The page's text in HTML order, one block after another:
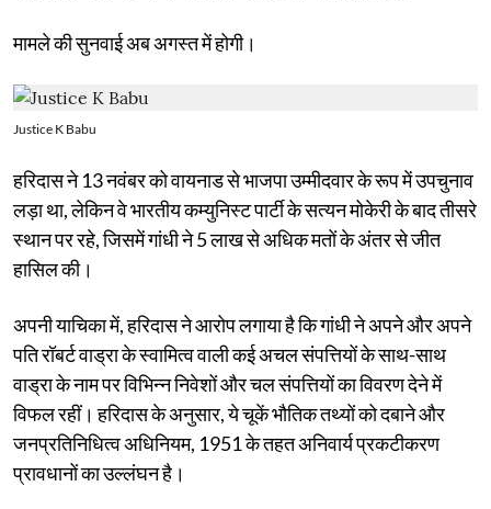
मामले की सुनवाई अब अगस्त में होगी।
Justice K Babu
हरिदास ने 13 नवंबर को वायनाड से भाजपा उम्मीदवार के रूप में उपचुनाव
लड़ा था, लेकिन वे भारतीय कम्युनिस्ट पार्टी के सत्यन मोकेरी के बाद तीसरे
स्थान पर रहे, जिसमें गांधी ने 5 लाख से अधिक मतों के अंतर से जीत
हासिल की।
अपनी याचिका में, हरिदास ने आरोप लगाया है कि गांधी ने अपने और अपने
पति रॉबर्ट वाड्रा के स्वामित्व वाली कई अचल संपत्तियों के साथ-साथ
वाड्रा के नाम पर विभिन्न निवेशों और चल संपत्तियों का विवरण देने में
विफल रहीं। हरिदास के अनुसार, ये चूकें भौतिक तथ्यों को दबाने और
जनप्रतिनिधित्व अधिनियम, 1951 के तहत अनिवार्य प्रकटीकरण
प्रावधानों का उल्लंघन है।